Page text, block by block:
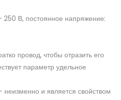
В, постоянное напряжение:
провод, чтобы отразить его
параметр удельное
и является свойством